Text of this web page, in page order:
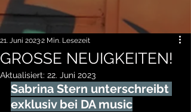
GROSSE NEUIGKEITEN!
21. Juni 20232 Min. Lesezeit
Aktualisiert: 22. Juni 2023
Sabrina Stern unterschreibt
exklusiv bei DA music